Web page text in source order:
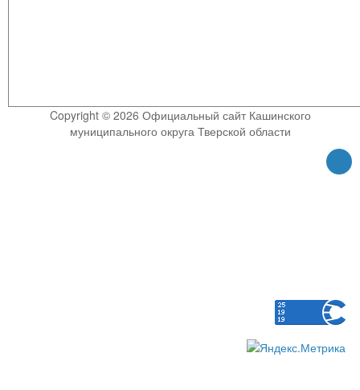
Copyright © 2026 Официальный сайт Кашинского
муниципального округа Тверской области